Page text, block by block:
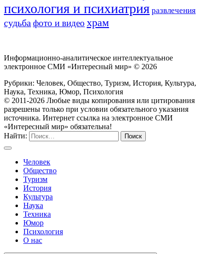
психология и психиатрия развлечения
судьба фото и видео храм
Информационно-аналитическое интеллектуальное
электронное СМИ «Интересный мир» © 2026
Рубрики: Человек, Общество, Туризм, История, Культура,
Наука, Техника, Юмор, Психология
© 2011-2026 Любые виды копирования или цитирования
разрешены только при условии обязательного указания
источника. Интернет ссылка на электронное СМИ
«Интересный мир» обязательна!
Найти:
Человек
Общество
Туризм
История
Культура
Наука
Техника
Юмор
Психология
О нас